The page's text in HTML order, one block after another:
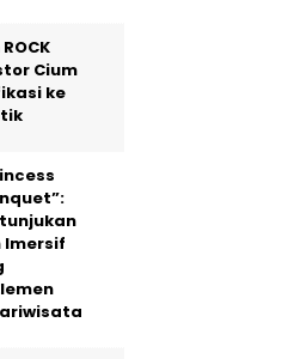
Cium
ke
Imersif